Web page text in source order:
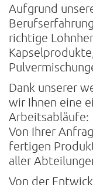
Aufgrund
richtige
Dank unserer
wir Ihnen eine
Arbeitsabläufe:
Von Ihrer
fertigen
aller
Von der